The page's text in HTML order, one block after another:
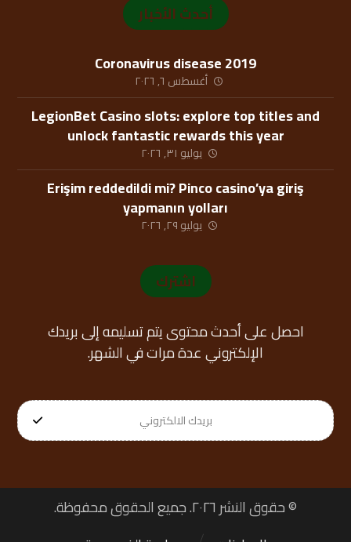
أحدث الأخبار
Coronavirus disease 2019
أغسطس ٦, ٢٠٢٦
LegionBet Casino slots: explore top titles and
unlock fantastic rewards this year
يوليو ٣١, ٢٠٢٦
Erişim reddedildi mi? Pinco casino’ya giriş
yapmanın yolları
يوليو ٢٩, ٢٠٢٦
اشترك
احصل على أحدث محتوى يتم تسليمه إلى بريدك
الإلكتروني عدة مرات في الشهر.
© حقوق النشر ٢٠٢٦. جميع الحقوق محفوظة.